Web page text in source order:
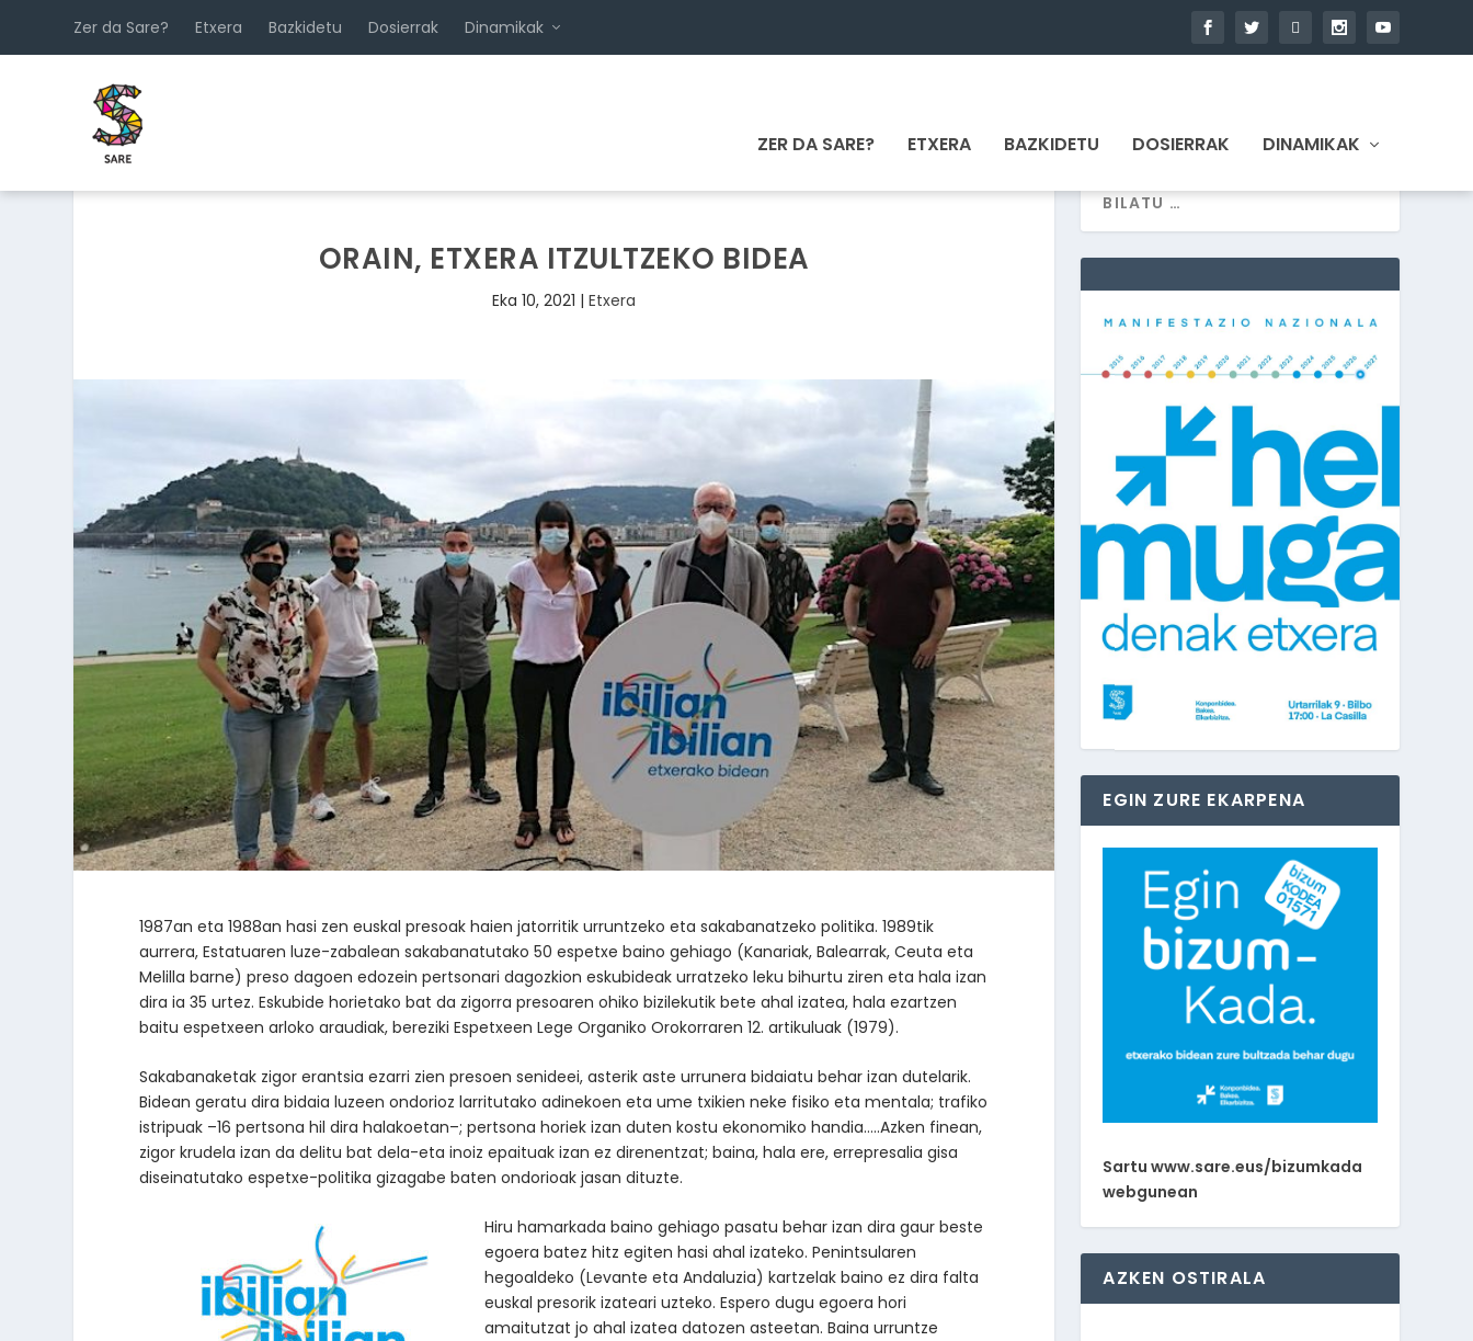
Zer da Sare? Etxera Bazkidetu Dosierrak Dinamikak
ZER DA SARE? ETXERA BAZKIDETU DOSIERRAK DINAMIKAK
ORAIN, ETXERA ITZULTZEKO BIDEA
Eka 10, 2021 |Etxera
1987an eta 1988an hasi zen euskal presoak haien jatorritik urruntzeko eta sakabanatzeko politika. 1989tik
aurrera, Estatuaren luze-zabalean sakabanatutako 50 espetxe baino gehiago (Kanariak, Balearrak, Ceuta eta
Melilla barne) preso dagoen edozein pertsonari dagozkion eskubideak urratzeko leku bihurtu ziren eta hala izan
dira ia 35 urtez. Eskubide horietako bat da zigorra presoaren ohiko bizilekutik bete ahal izatea, hala ezartzen
baitu espetxeen arloko araudiak, bereziki Espetxeen Lege Organiko Orokorraren 12. artikuluak (1979).
Sakabanaketak zigor erantsia ezarri zien presoen senideei, asterik aste urrunera bidaiatu behar izan dutelarik.
Bidean geratu dira bidaia luzeen ondorioz larritutako adinekoen eta ume txikien neke fisiko eta mentala; trafiko
istripuak –16 pertsona hil dira halakoetan–; pertsona horiek izan duten kostu ekonomiko handia…..Azken finean,
zigor krudela izan da delitu bat dela-eta inoiz epaituak izan ez direnentzat; baina, hala ere, errepresalia gisa
diseinatutako espetxe-politika gizagabe baten ondorioak jasan dituzte.
Hiru hamarkada baino gehiago pasatu behar izan dira gaur beste
egoera batez hitz egiten hasi ahal izateko. Penintsularen
hegoaldeko (Levante eta Andaluzia) kartzelak baino ez dira falta
euskal presorik izateari uzteko. Espero dugu egoera hori
amaitutzat jo ahal izatea datozen asteetan. Baina urruntze
EGIN ZURE EKARPENA
Sartu www.sare.eus/bizumkada
webgunean
AZKEN OSTIRALA